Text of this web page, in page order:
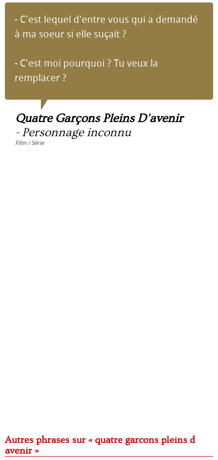
- C'est lequel d'entre vous qui a demandé
à ma soeur si elle suçait ?
- C'est moi pourquoi ? Tu veux la
remplacer ?
Quatre Garçons Pleins D'avenir
- Personnage inconnu
Film / Série
Autres phrases sur « quatre garcons pleins d
avenir »